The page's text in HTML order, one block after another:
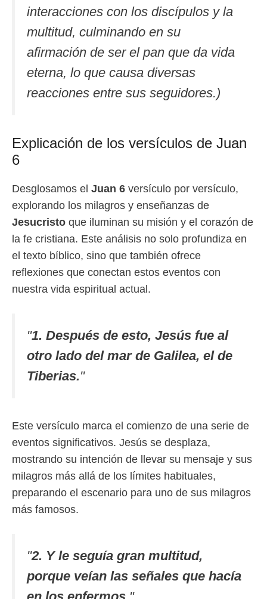
interacciones con los discípulos y la
multitud, culminando en su
afirmación de ser el pan que da vida
eterna, lo que causa diversas
reacciones entre sus seguidores.)
Explicación de los versículos de Juan
6
Desglosamos el Juan 6 versículo por versículo,
explorando los milagros y enseñanzas de
Jesucristo que iluminan su misión y el corazón de
la fe cristiana. Este análisis no solo profundiza en
el texto bíblico, sino que también ofrece
reflexiones que conectan estos eventos con
nuestra vida espiritual actual.
"1. Después de esto, Jesús fue al
otro lado del mar de Galilea, el de
Tiberias."
Este versículo marca el comienzo de una serie de
eventos significativos. Jesús se desplaza,
mostrando su intención de llevar su mensaje y sus
milagros más allá de los límites habituales,
preparando el escenario para uno de sus milagros
más famosos.
"2. Y le seguía gran multitud,
porque veían las señales que hacía